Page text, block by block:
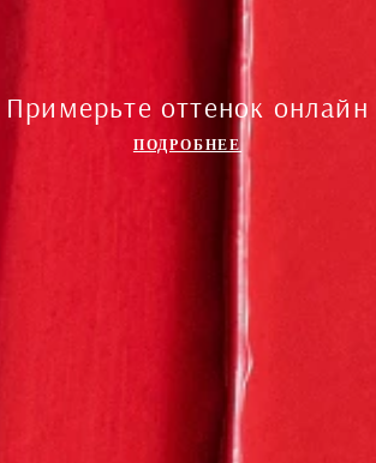
Примерьте оттенок онлайн
ПОДРОБНЕЕ